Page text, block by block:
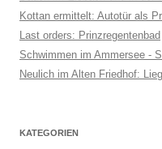
Kottan ermittelt: Autotür als
Last orders: Prinzregentenbad
Schwimmen im Ammersee -
Neulich im Alten Friedhof:
KATEGORIEN